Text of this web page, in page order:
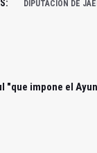
DIPUTACIÓN DE
"que impone el